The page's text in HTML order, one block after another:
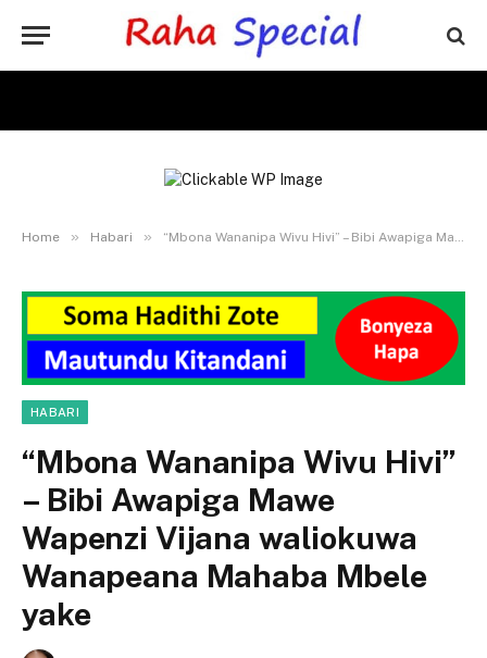
Home » Habari » “Mbona Wananipa Wivu Hivi” – Bibi Awapiga Mawe Wapenzi Vijana waliokuwa Wanapeana Mahaba Mbele yake
HABARI
“Mbona Wananipa Wivu Hivi”
– Bibi Awapiga Mawe
Wapenzi Vijana waliokuwa
Wanapeana Mahaba Mbele
yake